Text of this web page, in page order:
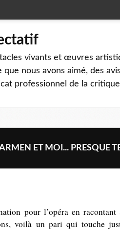
vivants et œuvres
que nous avons aimé, des
professionnel de la
ET MOI... PRESQUE
pour l’opéra en
voilà un pari qui touche